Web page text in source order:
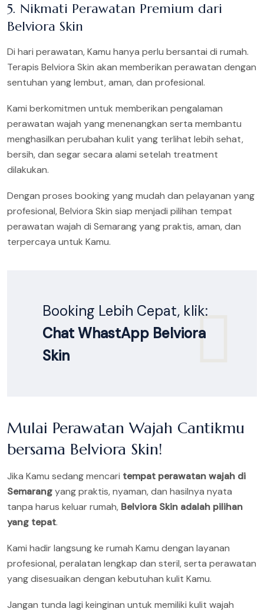
5. Nikmati Perawatan Premium dari
Belviora Skin
Di hari perawatan, Kamu hanya perlu bersantai di rumah.
Terapis Belviora Skin akan memberikan perawatan dengan
sentuhan yang lembut, aman, dan profesional.
Kami berkomitmen untuk memberikan pengalaman
perawatan wajah yang menenangkan serta membantu
menghasilkan perubahan kulit yang terlihat lebih sehat,
bersih, dan segar secara alami setelah treatment
dilakukan.
Dengan proses booking yang mudah dan pelayanan yang
profesional, Belviora Skin siap menjadi pilihan tempat
perawatan wajah di Semarang yang praktis, aman, dan
terpercaya untuk Kamu.
Booking Lebih Cepat, klik:
Chat WhastApp Belviora
Skin
Mulai Perawatan Wajah Cantikmu
bersama Belviora Skin!
Jika Kamu sedang mencari tempat perawatan wajah di
Semarangyang praktis, nyaman, dan hasilnya nyata
tanpa harus keluar rumah, Belviora Skin adalah pilihan
yang tepat.
Kami hadir langsung ke rumah Kamu dengan layanan
profesional, peralatan lengkap dan steril, serta perawatan
yang disesuaikan dengan kebutuhan kulit Kamu.
Jangan tunda lagi keinginan untuk memiliki kulit wajah